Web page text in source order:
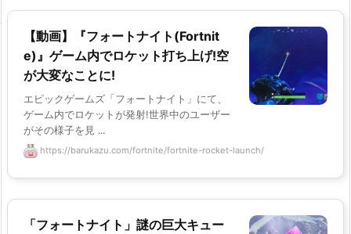
【動画】『フォートナイト(Fortnit
e)』ゲーム内でロケット打ち上げ!空
が大変なことに!
エピックゲームズ「フォートナイト」にて、
ゲーム内でロケットが発射!世界中のユーザー
がその様子を見 ...
https://barukazu.com/fortnite/fortnite-rocket-launch/
「フォートナイト」謎の巨大キュー